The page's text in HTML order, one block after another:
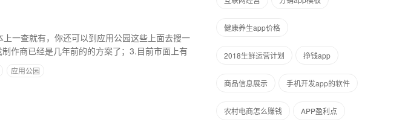
一查就有，你还可以到应用公园这些上面去搜一
作商已经是几年前的的方案了；3.目前市面上有
应用公园
健康养生app价格
2018生鲜运营计划 挣钱app
商品信息展示 手机开发app的软件
农村电商怎么赚钱 APP盈利点